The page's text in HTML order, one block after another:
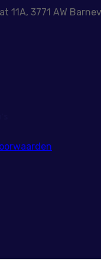
11A, 3771 AW